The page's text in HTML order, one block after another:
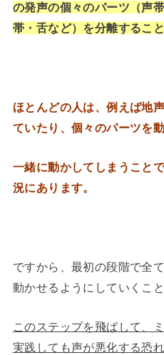
の発声の個々のパーツ（声
帯・舌など）を分離すること
ほとんどの人は、例えば地
ていたり、個々のパーツを
一緒に動かしてしまうこと
況にあります。
ですから、最初の段階で全
動かせるようにしていくこ
このステップを飛ばして、
実践しても声が悪化する恐